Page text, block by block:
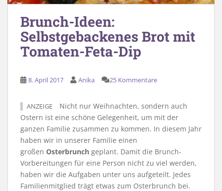
Brunch-Ideen:
Selbstgebackenes Brot mit
Tomaten-Feta-Dip
8. April 2017 Anika 25 Kommentare
ANZEIGE
Nicht nur Weihnachten, sondern auch
Ostern ist eine schöne Gelegenheit, um mit der
ganzen Familie zusammen zu kommen. In diesem Jahr
haben wir in unserer Familie einen
großen Osterbrunch geplant. Damit die Brunch-
Vorbereitungen für eine Person nicht zu viel werden,
haben wir die Aufgaben unter uns aufgeteilt. Jedes
Familienmitglied trägt etwas zum Osterbrunch bei.